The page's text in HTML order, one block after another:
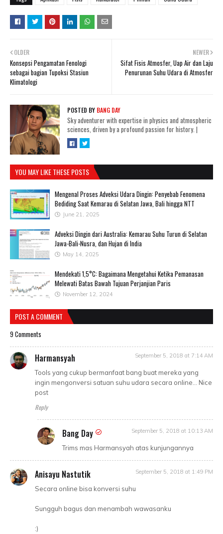
NEWER
Sifat Fisis Atmosfer, Uap Air dan Laju
Penurunan Suhu Udara di Atmosfer
OLDER
Konsepsi Pengamatan Fenologi
sebagai bagian Tupoksi Stasiun
Klimatologi
POSTED BY BANG DAY
Sky adventurer with expertise in physics and atmospheric
sciences, driven by a profound passion for history. |
YOU MAY LIKE THESE POSTS
Mengenal Proses Adveksi Udara Dingin: Penyebab Fenomena
Bediding Saat Kemarau di Selatan Jawa, Bali hingga NTT
June 21, 2025
Adveksi Dingin dari Australia: Kemarau Suhu Turun di Selatan
Jawa-Bali-Nusra, dan Hujan di India
May 14, 2025
Mendekati 1,5°C: Bagaimana Mengetahui Ketika Pemanasan
Melewati Batas Bawah Tujuan Perjanjian Paris
November 12, 2024
POST A COMMENT
9 Comments
Harmansyah September 5, 2018 at 7:14 AM
Tools yang cukup bermanfaat bang buat mereka yang
ingin mengonversi satuan suhu udara secara online... Nice
post
Reply
Bang Day September 5, 2018 at 10:13 AM
Trims mas Harmansyah atas kunjungannya
Anisayu Nastutik September 5, 2018 at 1:49 PM
Secara online bisa konversi suhu
Sungguh bagus dan menambah wawasanku
:)